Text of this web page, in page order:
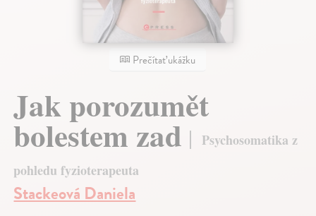
Prečítať ukážku
Jak porozumět
bolestem zad
Psychosomatika z
pohledu fyzioterapeuta
Stackeová Daniela